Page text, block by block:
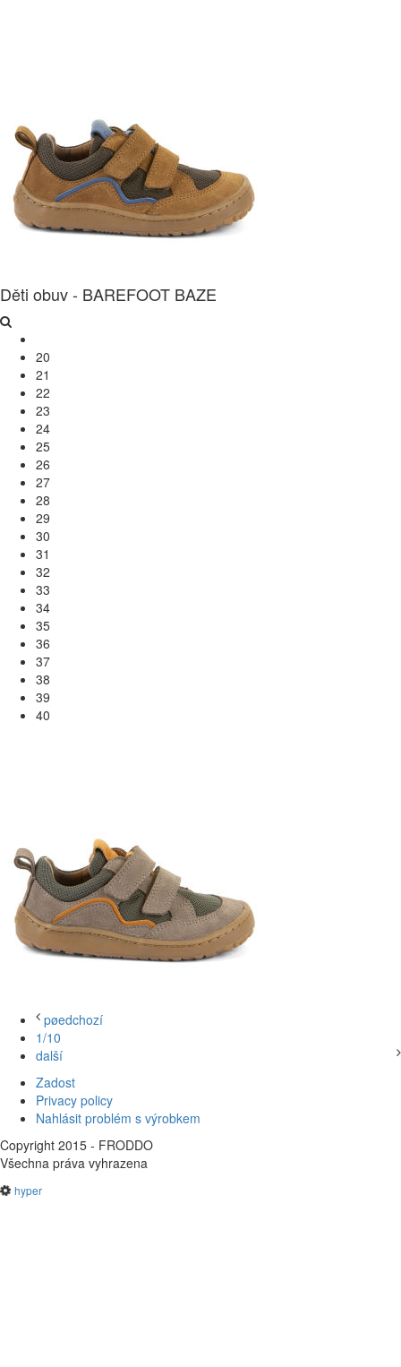
Děti obuv - BAREFOOT BAZE
20
21
22
23
24
25
26
27
28
29
30
31
32
33
34
35
36
37
38
39
40
pøedchozí
1/10
další
Zadost
Privacy policy
Nahlásit problém s výrobkem
Copyright 2015 - FRODDO
Všechna práva vyhrazena
hyper